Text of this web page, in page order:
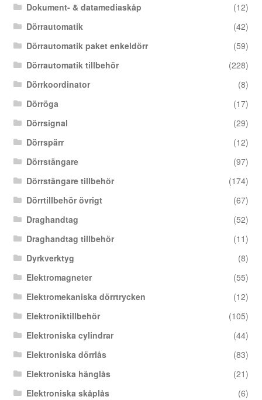
Dokument- & datamediaskåp
(12)
Dörrautomatik
(42)
Dörrautomatik paket enkeldörr
(59)
Dörrautomatik tillbehör
(228)
Dörrkoordinator
(8)
Dörröga
(17)
Dörrsignal
(29)
Dörrspärr
(12)
Dörrstängare
(97)
Dörrstängare tillbehör
(174)
Dörrtillbehör övrigt
(67)
Draghandtag
(52)
Draghandtag tillbehör
(11)
Dyrkverktyg
(8)
Elektromagneter
(55)
Elektromekaniska dörrtrycken
(12)
Elektroniktillbehör
(105)
Elektroniska cylindrar
(44)
Elektroniska dörrlås
(83)
Elektroniska hänglås
(21)
Elektroniska skåplås
(6)